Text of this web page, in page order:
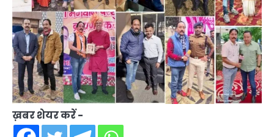
ख़बर शेयर करें -